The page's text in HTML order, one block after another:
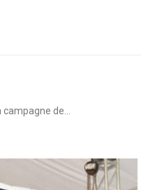
campagne de…